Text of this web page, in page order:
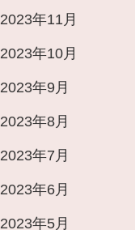
2023年11月
2023年10月
2023年9月
2023年8月
2023年7月
2023年6月
2023年5月